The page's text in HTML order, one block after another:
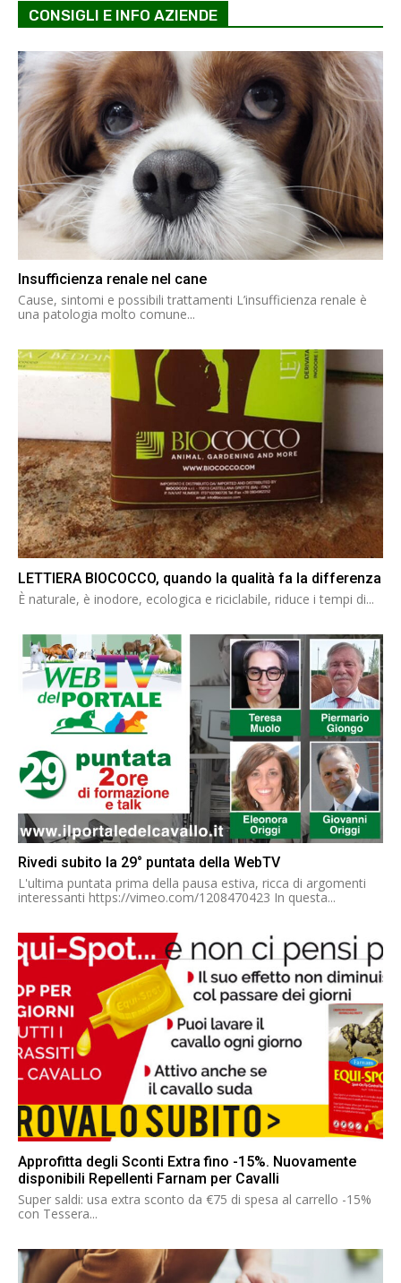
CONSIGLI E INFO AZIENDE
Insufficienza renale nel cane
Cause, sintomi e possibili trattamenti L’insufficienza renale è
una patologia molto comune...
LETTIERA BIOCOCCO, quando la qualità fa la differenza
È naturale, è inodore, ecologica e riciclabile, riduce i tempi di...
Rivedi subito la 29° puntata della WebTV
L'ultima puntata prima della pausa estiva, ricca di argomenti
interessanti https://vimeo.com/1208470423 In questa...
Approfitta degli Sconti Extra fino -15%. Nuovamente
disponibili Repellenti Farnam per Cavalli
Super saldi: usa extra sconto da €75 di spesa al carrello -15%
con Tessera...